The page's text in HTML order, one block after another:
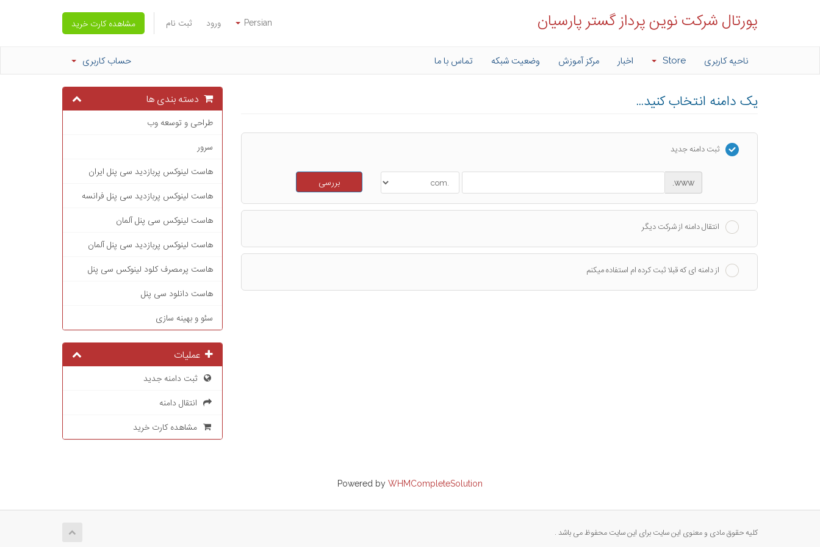
Persian ورود ثبت نام مشاهده کارت خرید پورتال شرکت نوین پرداز گستر پارسیان
ناحیه کاربری Store اخبار مرکز آموزش وضعیت شبکه تماس با ما حساب کاربری
یک دامنه انتخاب کنید... دسته بندی ها
طراحی و توسعه وب
سرور
هاست لینوکس پربازدید سی پنل ایران
هاست لینوکس پربازدید سی پنل فرانسه
هاست لینوکس سی پنل آلمان
هاست لینوکس پربازدید سی پنل آلمان
هاست پرمصرف کلود لینوکس سی پنل
هاست دانلود سی پنل
سئو و بهینه سازی
عملیات
ثبت دامنه جدید
انتقال دامنه
مشاهده کارت خرید
ثبت دامنه جدید
www. بررسی
انتقال دامنه از شرکت دیگر
از دامنه ای که قبلا ثبت کرده ام استفاده میکنم
Powered by WHMCompleteSolution
کلیه حقوق مادی و معنوی این سایت برای این سایت محفوظ می باشد .